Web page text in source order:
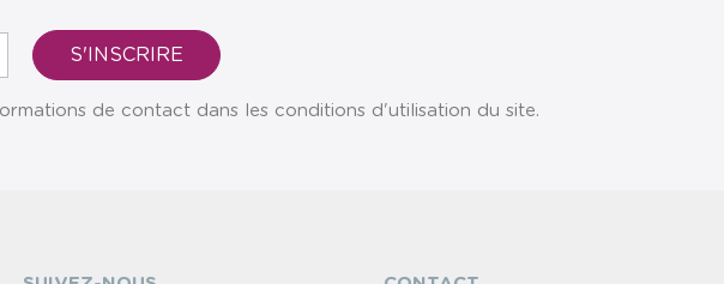
de contact dans les conditions d'utilisation du site.